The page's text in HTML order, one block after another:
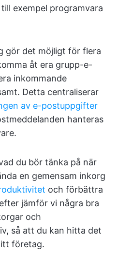
till exempel programvara
gör det möjligt för flera
åt era grupp-e-
inkommande
Detta centraliserar
av e-postuppgifter
hanteras
du bör tänka på när
en gemensam inkorg
och förbättra
jämför vi några bra
och
så att du kan hitta det
företag.